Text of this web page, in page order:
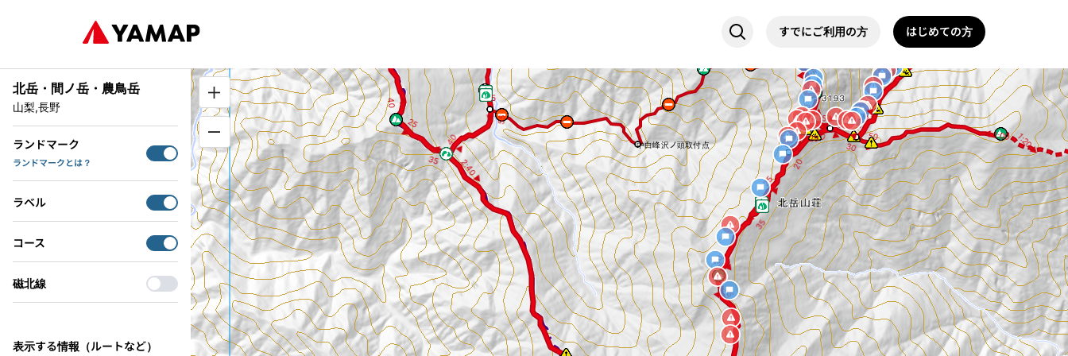
すでにご利用の方 はじめての方
◀
2
0 ◀ 1:00
50
▶
◀
30
2
0
▶
2
5▶
◀
20
◀ 4
0
右俣コース
25
5
5 ▶
中白峰沢ノ頭取付点
◀
20
1:20 ▶
左俣コース
2
5
▶
3
0▶
◀
35
5
15 ▶
◀
2
0
2
5
▶
◀ 1:35
1:25 ▶
2
0▶
◀ 15
15 ◀ 2:05
1:45 ▶
▶
2
▶
◀ 15
2:40 ▶
◀
55
4
0
▶
◀
3
5
2
5
▶
北岳・間ノ岳・農鳥岳
山梨,長野
ランドマーク
ランドマークとは？
ラベル
コース
磁北線
表示する情報（ルートなど）